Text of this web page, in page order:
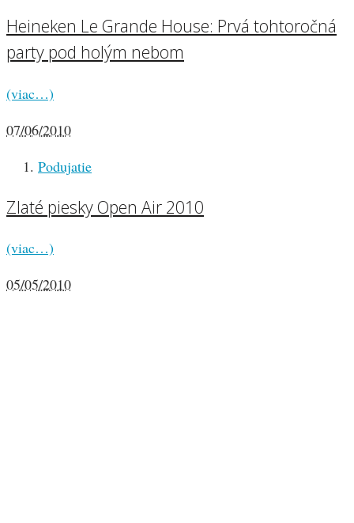
Heineken Le Grande House: Prvá tohtoročná
party pod holým nebom
(viac…)
07/06/2010
Podujatie
Zlaté piesky Open Air 2010
(viac…)
05/05/2010